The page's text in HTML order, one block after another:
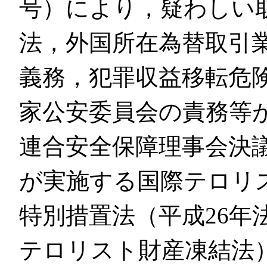
号）により，疑わしい
法，外国所在為替取引
義務，犯罪収益移転危
家公安委員会の責務等
連合安全保障理事会決
が実施する国際テロリ
特別措置法（平成26年
テロリスト財産凍結法